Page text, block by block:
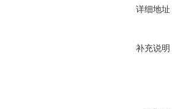
详细地址
补充说明